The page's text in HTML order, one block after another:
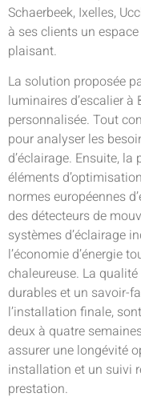
Schaerbeek, Ixelles,
à ses clients un
plaisant.
La solution proposée
luminaires d’escalier
personnalisée. Tout
pour analyser les
d’éclairage. Ensuite,
éléments
normes européennes
des détecteurs de
systèmes d’éclairage
l’économie d’énergie
chaleureuse. La
durables et un savoir-
l’installation finale,
deux à quatre
assurer une longévité
installation et un suivi
prestation.